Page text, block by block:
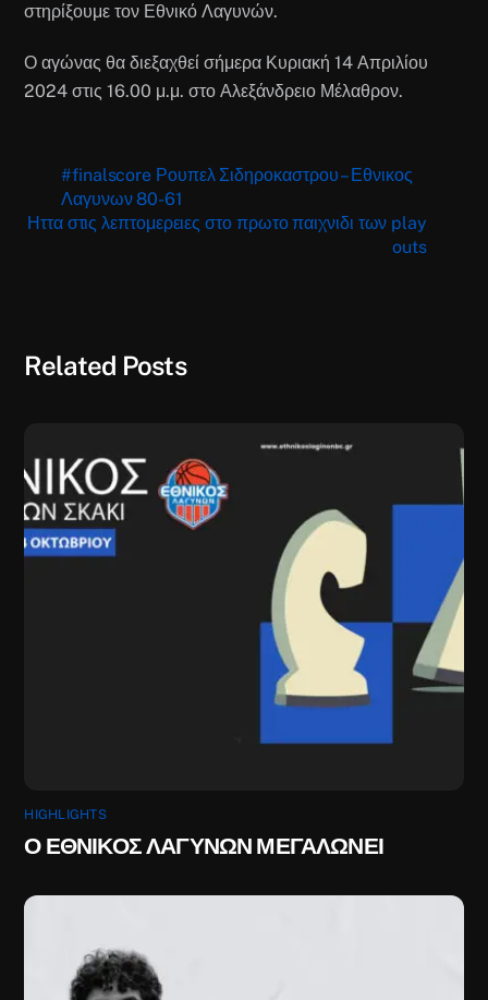
στηρίξουμε τον Εθνικό Λαγυνών.
Ο αγώνας θα διεξαχθεί σήμερα Κυριακή 14 Απριλίου
2024 στις 16.00 μ.μ. στο Αλεξάνδρειο Μέλαθρον.
#finalscore Ρουπελ Σιδηροκαστρου – Εθνικος
Λαγυνων 80-61
Ηττα στις λεπτομερειες στο πρωτο παιχνιδι των play
outs
Related Posts
HIGHLIGHTS
Ο ΕΘΝΙΚΟΣ ΛΑΓΥΝΩΝ ΜΕΓΑΛΩΝΕΙ